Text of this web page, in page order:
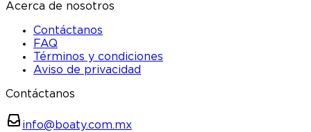
Acerca de nosotros
Contáctanos
FAQ
Términos y condiciones
Aviso de privacidad
Contáctanos
info@boaty.com.mx